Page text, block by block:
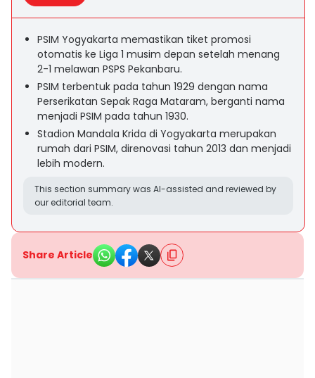
PSIM Yogyakarta memastikan tiket promosi
otomatis ke Liga 1 musim depan setelah menang
2-1 melawan PSPS Pekanbaru.
PSIM terbentuk pada tahun 1929 dengan nama
Perserikatan Sepak Raga Mataram, berganti nama
menjadi PSIM pada tahun 1930.
Stadion Mandala Krida di Yogyakarta merupakan
rumah dari PSIM, direnovasi tahun 2013 dan menjadi
lebih modern.
This section summary was AI-assisted and reviewed by
our editorial team.
Share Article